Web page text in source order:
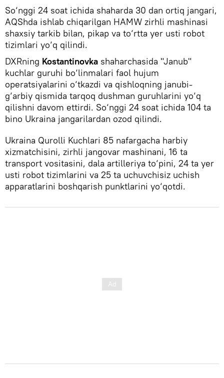
So‘nggi 24 soat ichida shaharda 30 dan ortiq jangari,
AQShda ishlab chiqarilgan HAMW zirhli mashinasi
shaxsiy tarkib bilan, pikap va to‘rtta yer usti robot
tizimlari yo‘q qilindi.
DXRning Kostantinovka shaharchasida "Janub"
kuchlar guruhi bo‘linmalari faol hujum
operatsiyalarini o‘tkazdi va qishloqning janubi-
g‘arbiy qismida tarqoq dushman guruhlarini yo‘q
qilishni davom ettirdi. So‘nggi 24 soat ichida 104 ta
bino Ukraina jangarilardan ozod qilindi.
Ukraina Qurolli Kuchlari 85 nafargacha harbiy
xizmatchisini, zirhli jangovar mashinani, 16 ta
transport vositasini, dala artilleriya to‘pini, 24 ta yer
usti robot tizimlarini va 25 ta uchuvchisiz uchish
apparatlarini boshqarish punktlarini yo‘qotdi.